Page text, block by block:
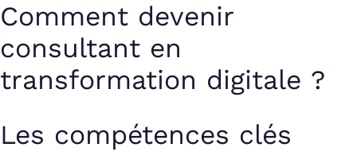
Comment devenir
consultant en
transformation digitale ?
Les compétences clés